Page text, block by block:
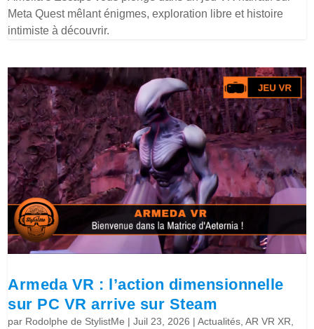
Meta Quest mêlant énigmes, exploration libre et histoire
intimiste à découvrir.
Armeda VR : l’action dimensionnelle
sur PC VR arrive sur Steam
par Rodolphe de StylistMe |Juil 23, 2026 |Actualités ,AR VR XR